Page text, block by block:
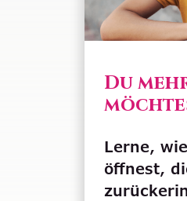
Du
Lerne,
öffnest,